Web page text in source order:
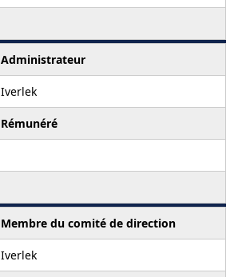
Administrateur
Iverlek
Rémunéré
Membre du comité de direction
Iverlek